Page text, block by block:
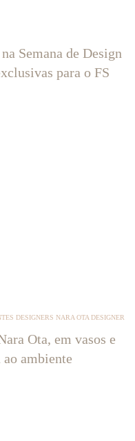
Semana de Design
para o FS
DESIGNERS NARA OTA DESIGNER
Ota, em vasos e
ambiente